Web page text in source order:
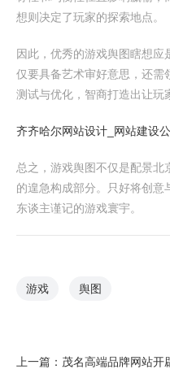
想则决定了玩家的探索地点。
因此，优秀的游戏舆图瞎想
仅要具备艺术审好意思，还需
测试与优化，智商打造出让玩
齐齐哈尔网站设计_网站建设
总之，游戏舆图不仅是配景北
的遑急构成部分。只好将创意
东谈主谨记的游戏寰宇。
游戏 舆图
上一篇： 茂名高端品牌网站开